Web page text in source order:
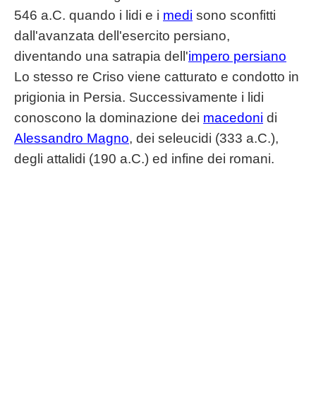
546 a.C. quando i lidi e i medi sono sconfitti
dall'avanzata dell'esercito persiano,
diventando una satrapia dell'impero persiano
Lo stesso re Criso viene catturato e condotto in
prigionia in Persia. Successivamente i lidi
conoscono la dominazione dei macedoni di
Alessandro Magno, dei seleucidi (333 a.C.),
degli attalidi (190 a.C.) ed infine dei romani.